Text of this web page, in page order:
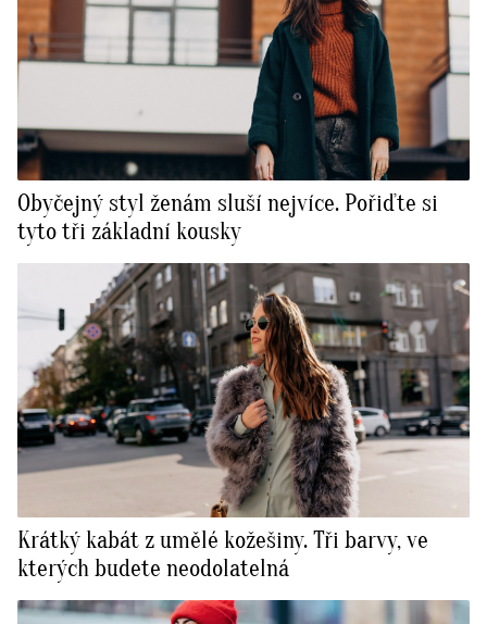
Obyčejný styl ženám sluší nejvíce. Pořiďte si
tyto tři základní kousky
Krátký kabát z umělé kožešiny. Tři barvy, ve
kterých budete neodolatelná